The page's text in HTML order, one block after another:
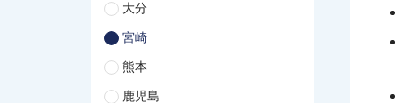
大分
宮崎
熊本
鹿児島